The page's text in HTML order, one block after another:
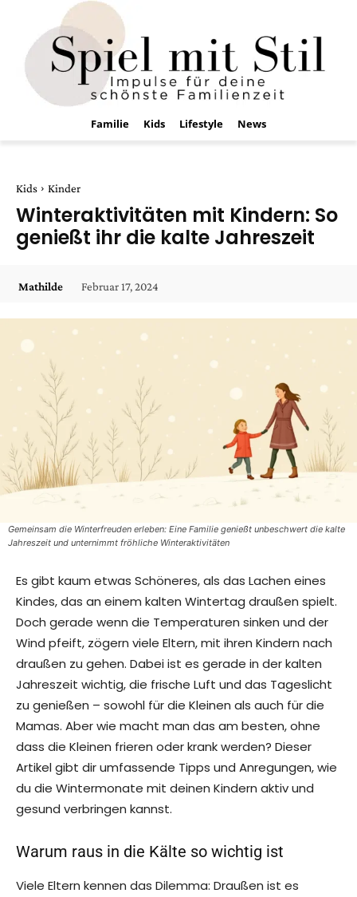
Familie Kids Lifestyle News
Kids Kinder
Winteraktivitäten mit Kindern: So
genießt ihr die kalte Jahreszeit
Mathilde Februar 17, 2024
Gemeinsam die Winterfreuden erleben: Eine Familie genießt unbeschwert die kalte
Jahreszeit und unternimmt fröhliche Winteraktivitäten
Es gibt kaum etwas Schöneres, als das Lachen eines
Kindes, das an einem kalten Wintertag draußen spielt.
Doch gerade wenn die Temperaturen sinken und der
Wind pfeift, zögern viele Eltern, mit ihren Kindern nach
draußen zu gehen. Dabei ist es gerade in der kalten
Jahreszeit wichtig, die frische Luft und das Tageslicht
zu genießen – sowohl für die Kleinen als auch für die
Mamas. Aber wie macht man das am besten, ohne
dass die Kleinen frieren oder krank werden? Dieser
Artikel gibt dir umfassende Tipps und Anregungen, wie
du die Wintermonate mit deinen Kindern aktiv und
gesund verbringen kannst.
Warum raus in die Kälte so wichtig ist
Viele Eltern kennen das Dilemma: Draußen ist es